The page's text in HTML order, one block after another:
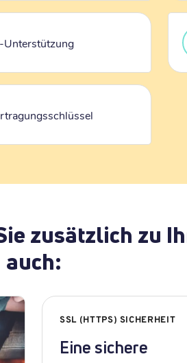
Unterstützung
zusätzlich zu
auch:
SSL (HTTPS) SICHERHEIT
Eine sichere